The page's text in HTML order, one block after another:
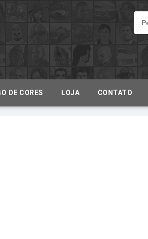
DE CORES LOJA CONTATO